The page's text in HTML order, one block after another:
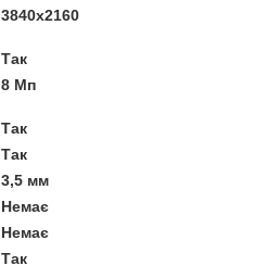
3840x2160
Так
8 Мп
Так
Так
3,5 мм
Немає
Немає
Так